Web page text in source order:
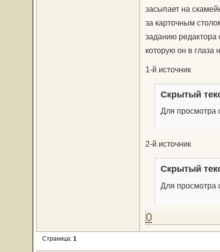
засыпает на
за карточным
заданию
которую он в глаза
1-й источник
Скрытый
Для просмотра
2-й источник
Скрытый
Для просмотра
0
Страница: 1